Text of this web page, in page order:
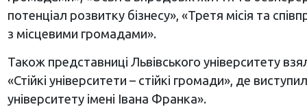
потенціал розвитку бізнесу», «Третя місія та
з місцевими громадами».
Також представниці Львівського університету
«Стійкі університети – стійкі громади», де
університету імені Івана Франка».